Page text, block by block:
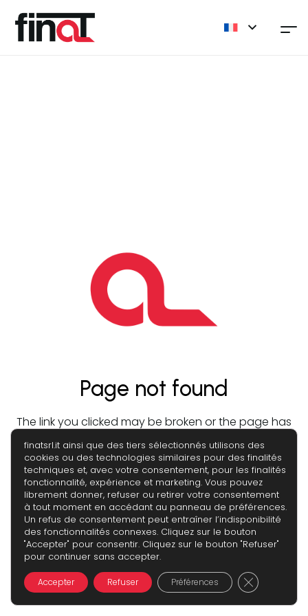
Page not found
The link you clicked may be broken or the page has
been removed.
finatsrl.it ainsi que des tiers sélectionnés utilisons des
cookies ou des technologies similaires pour des finalités
techniques et, avec votre consentement, pour les finalités
fonctionnalité, expérience et marketing. Vous pouvez
librement donner, refuser ou retirer votre consentement
à tout moment en accédant au panneau de préférences.
Un refus de consentement peut entraîner l’indisponibilité
des fonctionnalités connexes. Cliquez sur le bouton
"Accepter" pour consentir. Cliquez sur le bouton "Refuser"
pour continuer sans accepter.
Accepter Refuser Préférences Fermer la